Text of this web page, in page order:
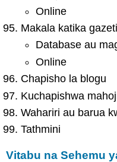
Online
Makala katika gazeti
Database au
Online
Chapisho la blogu
Kuchapishwa
Wahariri au barua
Tathmini
Vitabu na Sehemu